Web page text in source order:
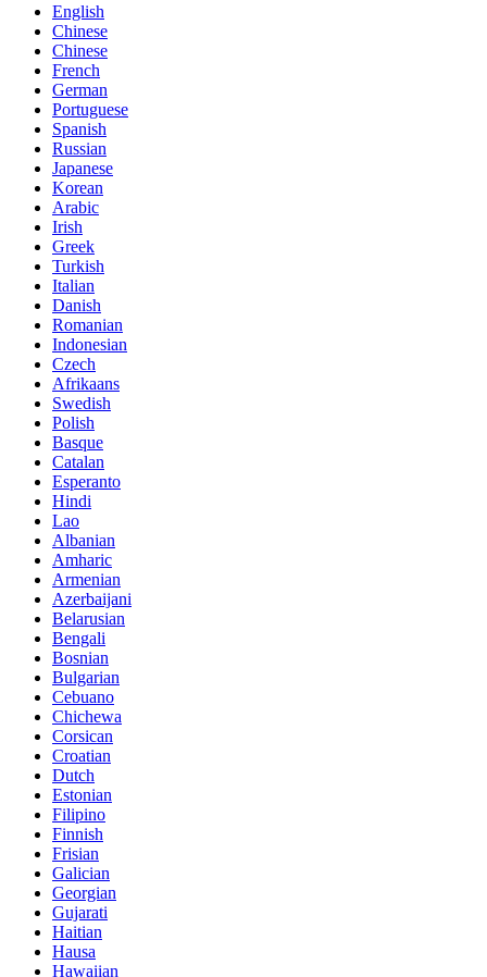
English
Chinese
Chinese
French
German
Portuguese
Spanish
Russian
Japanese
Korean
Arabic
Irish
Greek
Turkish
Italian
Danish
Romanian
Indonesian
Czech
Afrikaans
Swedish
Polish
Basque
Catalan
Esperanto
Hindi
Lao
Albanian
Amharic
Armenian
Azerbaijani
Belarusian
Bengali
Bosnian
Bulgarian
Cebuano
Chichewa
Corsican
Croatian
Dutch
Estonian
Filipino
Finnish
Frisian
Galician
Georgian
Gujarati
Haitian
Hausa
Hawaiian